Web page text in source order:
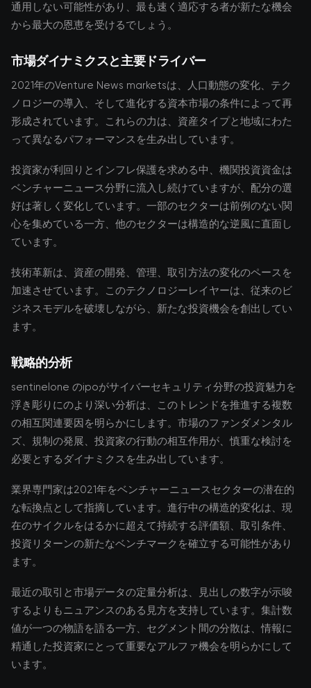
通用しない可能性があり、最も速く適応する者が新たな機会
から最大の恩恵を受けるでしょう。
市場ダイナミクスと主要ドライバー
2021年のVenture News marketsは、人口動態の変化、テク
ノロジーの導入、そして進化する資本市場の条件によって再
形成されています。これらの力は、資産タイプと地域にわた
って異なるパフォーマンスを生み出しています。
投資家が利回りとインフレ保護を求める中、機関投資資金は
ベンチャーニュース分野に流入し続けていますが、配分の選
好は著しく変化しています。一部のセクターは前例のない関
心を集めている一方、他のセクターは構造的な逆風に直面し
ています。
技術革新は、資産の開発、管理、取引方法の変化のペースを
加速させています。このテクノロジーレイヤーは、従来のビ
ジネスモデルを破壊しながら、新たな投資機会を創出してい
ます。
戦略的分析
sentinelone のipoがサイバーセキュリティ分野の投資魅力を
浮き彫りにのより深い分析は、このトレンドを推進する複数
の相互関連要因を明らかにします。市場のファンダメンタル
ズ、規制の発展、投資家の行動の相互作用が、慎重な検討を
必要とするダイナミクスを生み出しています。
業界専門家は2021年をベンチャーニュースセクターの潜在的
な転換点として指摘しています。進行中の構造的変化は、現
在のサイクルをはるかに超えて持続する評価額、取引条件、
投資リターンの新たなベンチマークを確立する可能性があり
ます。
最近の取引と市場データの定量分析は、見出しの数字が示唆
するよりもニュアンスのある見方を支持しています。集計数
値が一つの物語を語る一方、セグメント間の分散は、情報に
精通した投資家にとって重要なアルファ機会を明らかにして
います。